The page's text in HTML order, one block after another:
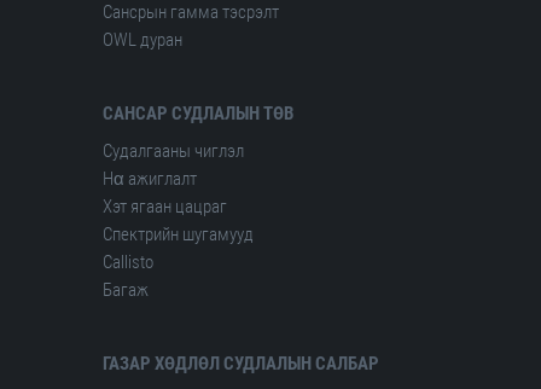
Сансрын гамма тэсрэлт
OWL дуран
САНСАР СУДЛАЛЫН ТӨВ
Судалгааны чиглэл
Hα ажиглалт
Хэт ягаан цацраг
Спектрийн шугамууд
Сallisto
Багаж
ГАЗАР ХӨДЛӨЛ СУДЛАЛЫН САЛБАР